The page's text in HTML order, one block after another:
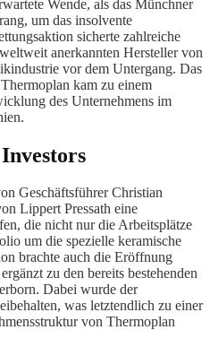
Wende, als das Münchner
um das insolvente
sicherte zahlreiche
anerkannten Hersteller von
vor dem Untergang. Das
kam zu einem
des Unternehmens im
Geschäftsführer Christian
Lippert Pressath eine
die nicht nur die Arbeitsplätze
um die spezielle keramische
brachte auch die Eröffnung
zu den bereits bestehenden
Dabei wurde der
was letztendlich zu einer
von Thermoplan